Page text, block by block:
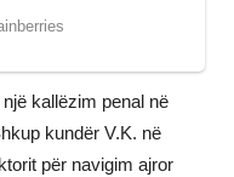
kallëzim penal në
kundër V.K. në
për navigim ajror